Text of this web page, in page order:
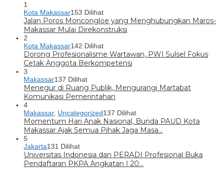
1
Kota Makassar153 Dilihat
Jalan Poros Moncongloe yang Menghubungkan Maros-
Makassar Mulai Direkonstruksi
2
Kota Makassar142 Dilihat
Dorong Profesionalisme Wartawan, PWI Sulsel Fokus
Cetak Anggota Berkompetensi
3
Makassar137 Dilihat
Menegur di Ruang Publik, Mengurangi Martabat
Komunikasi Pemerintahan
4
Makassar, Uncategorized137 Dilihat
Momentum Hari Anak Nasional, Bunda PAUD Kota
Makassar Ajak Semua Pihak Jaga Masa…
5
Jakarta131 Dilihat
Universitas Indonesia dan PERADI Profesional Buka
Pendaftaran PKPA Angkatan I 20…